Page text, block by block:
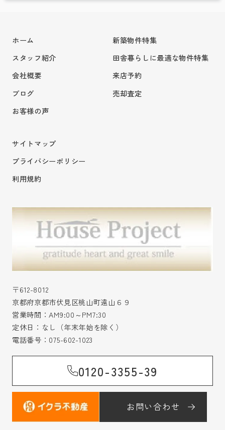
ホーム
スタッフ紹介
会社概要
ブログ
お客様の声
新築物件特集
田舎暮らしに最適な物件特集
来店予約
売却査定
サイトマップ
プライバシーポリシー
利用規約
〒612-8012
京都府京都市伏見区桃山町遠山６９
営業時間：AM9:00～PM7:30
定休日：なし（年末年始を除く）
電話番号： 075-602-1023
0120-3355-39
お問い合わせ